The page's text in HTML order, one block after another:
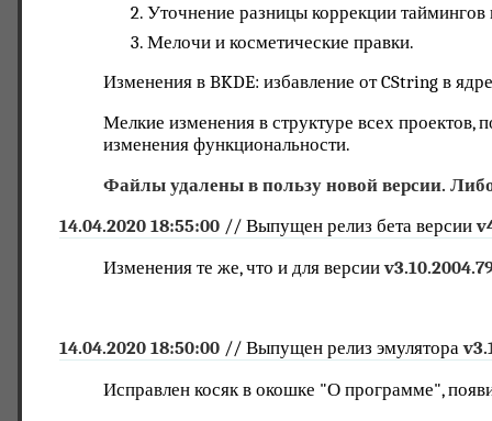
Уточнение разницы коррекции
Мелочи и косметические правки.
Изменения в BKDE: избавление от CString в
Мелкие изменения в структуре всех проектов,
изменения функциональности.
Файлы удалены в пользу новой версии.
14.04.2020 18:55:00 // Выпущен релиз бета версии
Изменения те же, что и для версии
14.04.2020 18:50:00 // Выпущен релиз эмулятора
Исправлен косяк в окошке "О программе",